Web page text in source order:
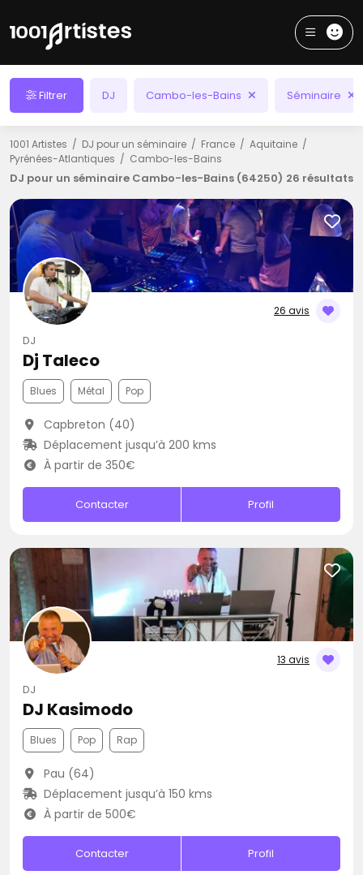
Filtrer DJ Cambo-les-Bains Séminaire
1001 Artistes DJ pour un séminaire France
Aquitaine
Pyrénées-Atlantiques
Cambo-les-Bains
DJ pour un séminaire Cambo-les-Bains (64250) 26 résultats
26 avis
DJ
Dj Taleco
Blues Métal Pop
Capbreton (40)
Déplacement jusqu’à 200 kms
À partir de 350€
Contacter Profil
13 avis
DJ
DJ Kasimodo
Blues Pop Rap
Pau (64)
Déplacement jusqu’à 150 kms
À partir de 500€
Contacter Profil